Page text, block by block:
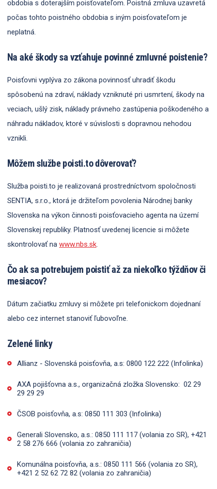
obdobia s doterajším poisťovateľom. Poistná zmluva uzavretá
počas tohto poistného obdobia s iným poisťovateľom je
neplatná.
Na aké škody sa vzťahuje povinné zmluvné poistenie?
Poisťovni vyplýva zo zákona povinnosť uhradiť škodu
spôsobenú na zdraví, náklady vzniknuté pri usmrtení, škody na
veciach, ušlý zisk, náklady právneho zastúpenia poškodeného a
náhradu nákladov, ktoré v súvislosti s dopravnou nehodou
vznikli.
Môžem službe poisti.to dôverovať?
Služba poisti.to je realizovaná prostredníctvom spoločnosti
SENTIA, s.r.o., ktorá je držiteľom povolenia Národnej banky
Slovenska na výkon činnosti poisťovacieho agenta na území
Slovenskej republiky. Platnosť uvedenej licencie si môžete
skontrolovať na www.nbs.sk.
Čo ak sa potrebujem poistiť až za niekoľko týždňov či
mesiacov?
Dátum začiatku zmluvy si môžete pri telefonickom dojednaní
alebo cez internet stanoviť ľubovoľne.
Zelené linky
Allianz - Slovenská poisťovňa, a.s: 0800 122 222 (Infolinka)
AXA pojišťovna a.s., organizačná zložka Slovensko: 02 29
29 29 29
ČSOB poisťovňa, a.s: 0850 111 303 (Infolinka)
Generali Slovensko, a.s.: 0850 111 117 (volania zo SR), +421
2 58 276 666 (volania zo zahraničia)
Komunálna poisťovňa, a.s.: 0850 111 566 (volania zo SR),
+421 2 52 62 72 82 (volania zo zahraničia)